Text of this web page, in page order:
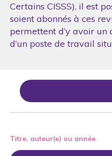
Certains CISSS), il est
soient abonnés à ces
permettent d’y avoir
d’un poste de travail
Titre, auteur(e) ou année